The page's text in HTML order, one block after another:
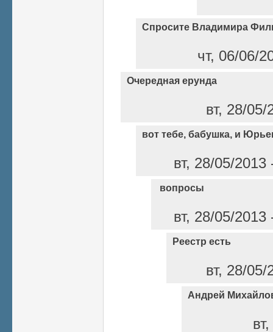
Спросите Владимира
чт, 06/06/
Очередная ерунда
вт, 28/
вот тебе, бабушка, и
вт, 28/05/
вопросы
вт, 28/05/
Реестр есть
вт, 28/
Андрей